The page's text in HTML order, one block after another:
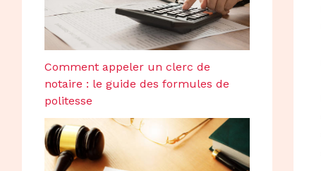
Comment appeler un clerc de
notaire : le guide des formules de
politesse